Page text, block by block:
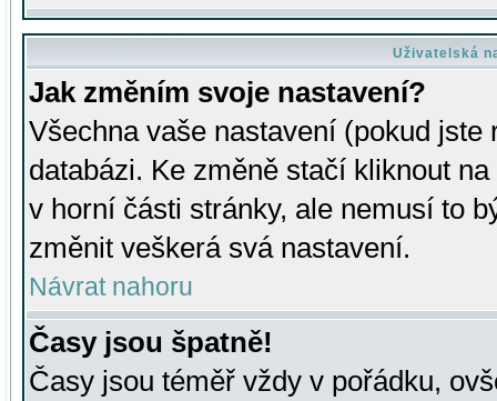
Uživatelská
Jak změním svoje nastavení?
Všechna vaše nastavení (pokud
databázi. Ke změně stačí kliknout
v horní části stránky, ale nemusí to
změnit veškerá svá nastavení.
Návrat nahoru
Časy jsou špatně!
Časy jsou téměř vždy v pořádku,